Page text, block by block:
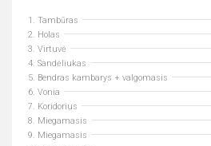
1. Tambūras
2. Holas
3. Virtuvė
4. Sandėliukas
5. Bendras kambarys + valgomasis
6. Vonia
7. Koridorius
8. Miegamasis
9. Miegamasis